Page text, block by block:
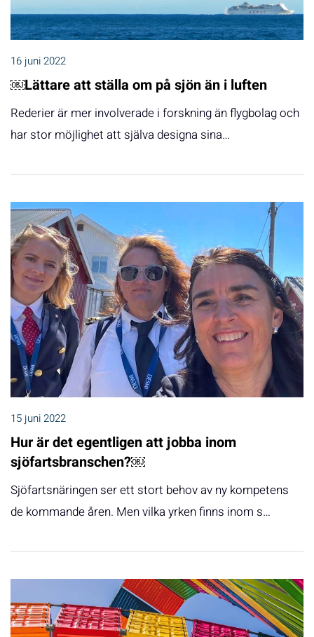
16 juni 2022
￼Lättare att ställa om på sjön än i luften
Rederier är mer involverade i forskning än flygbolag och
har stor möjlighet att själva designa sina…
15 juni 2022
Hur är det egentligen att jobba inom
sjöfartsbranschen?￼
Sjöfartsnäringen ser ett stort behov av ny kompetens
de kommande åren. Men vilka yrken finns inom s…